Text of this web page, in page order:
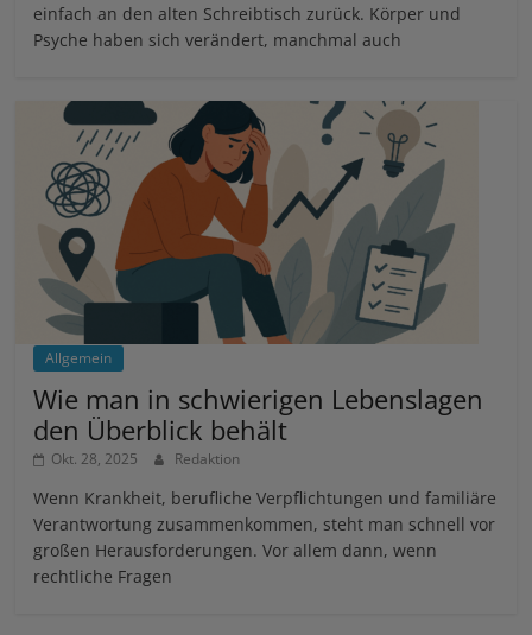
einfach an den alten Schreibtisch zurück. Körper und
Psyche haben sich verändert, manchmal auch
Allgemein
Wie man in schwierigen Lebenslagen
den Überblick behält
Okt. 28, 2025 Redaktion
Wenn Krankheit, berufliche Verpflichtungen und familiäre
Verantwortung zusammenkommen, steht man schnell vor
großen Herausforderungen. Vor allem dann, wenn
rechtliche Fragen